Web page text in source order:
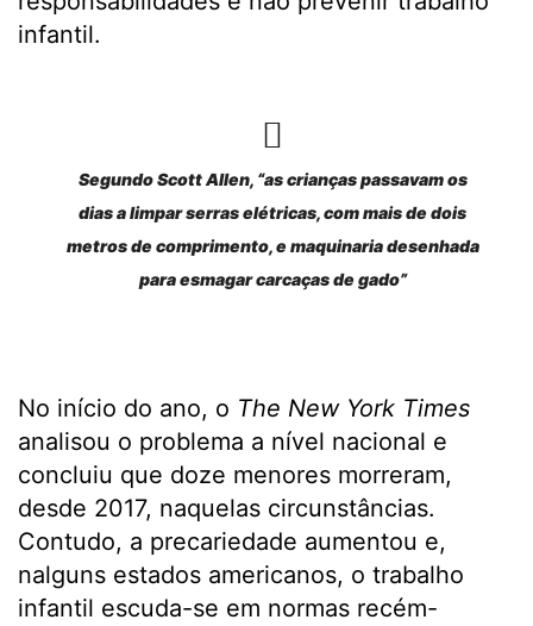
infantil.
Segundo Scott Allen, “as crianças passavam os
dias a limpar serras elétricas, com mais de dois
metros de comprimento, e maquinaria desenhada
para esmagar carcaças de gado”
No início do ano, o The New York Times
analisou o problema a nível nacional e
concluiu que doze menores morreram,
desde 2017, naquelas circunstâncias.
Contudo, a precariedade aumentou e,
nalguns estados americanos, o trabalho
infantil escuda-se em normas recém-